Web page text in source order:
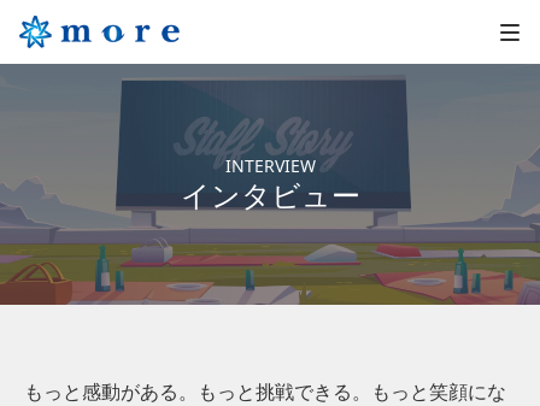
INTERVIEW
インタビュー
もっと感動がある。もっと挑戦できる。もっと笑顔にな